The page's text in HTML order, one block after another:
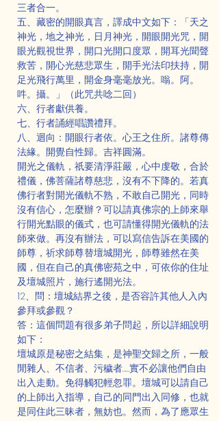
三者合一。
五、藏密的開眼真言，譯成中文如下：「天之
神光，地之神光，日月神光，開眼開光咒，開
眼光觀視世界，開口光開口度眾，開耳光聞聲
救苦，開心光慈悲眾生，開手光法印扶持，開
足光飛行萬里，開金身毫毫放光。嗡。阿。
吽。攝。」（此咒共唸二回）
六、行者獻供養。
七、行者誦經唱讚禮拜。
八、迴向：開眼行者依。心王之住所。諸尊傳
法緣。開覺自性歸。吉祥圓滿。
開光之儀軌，祇要清淨莊嚴，心中虔敬，合於
禮儀，佛菩薩諸尊慈悲，沒有不下降的。若真
佛行者對開光儀軌不熟，不敢自己開光，同時
沒有信心，怎麼辦？可以請真佛宗的上師來舉
行開光點眼的儀式，也可請懂得開光儀軌的法
師來做。再沒有辦法，可以寫信告訴在美國的
師尊，祈求師尊替壇城開光，師尊雖然在美
國，但在自己的真佛密苑之中，可依你的住址
及壇城照片，施行遙開光法。
12、問：壇城結界之後，是否容許其他人入內
參拜或參觀？
答：這個問題有很多弟子問起，所以詳細說明
如下：
壇城原是秘密之結集，是神聖交歸之所，一般
閒雜人、不信者、污穢者……實不必讓他們自由
出入走動。免得觸犯輕忽罪。壇城可以請自己
的上師出入指導，自己的同門出入同修，也就
是同住此三昧者，無妨也。然而，為了應眾生